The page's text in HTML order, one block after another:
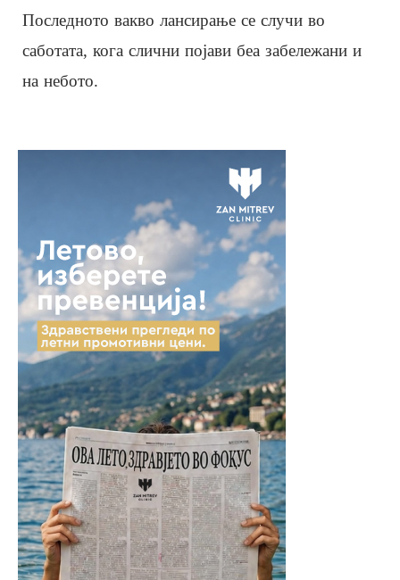
Последното вакво лансирање се случи во
саботата, кога слични појави беа забележани и
на небото.